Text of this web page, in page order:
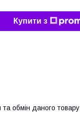
Купити з
обмін даного товару